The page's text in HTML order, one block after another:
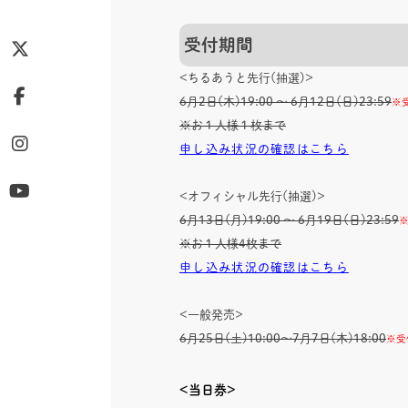
受付期間
<ちるあうと先行(抽選)>
6月2日(木)19:00 〜 6月12日(日)23:59※
※お１人様１枚まで
申し込み状況の確認はこちら
<オフィシャル先行(抽選)>
6月13日(月)19:00 〜 6月19日(日)23:59※
※お１人様4枚まで
申し込み状況の確認はこちら
<一般発売>
6月25日(土)10:00〜7月7日(木)18:00※受
<当日券>